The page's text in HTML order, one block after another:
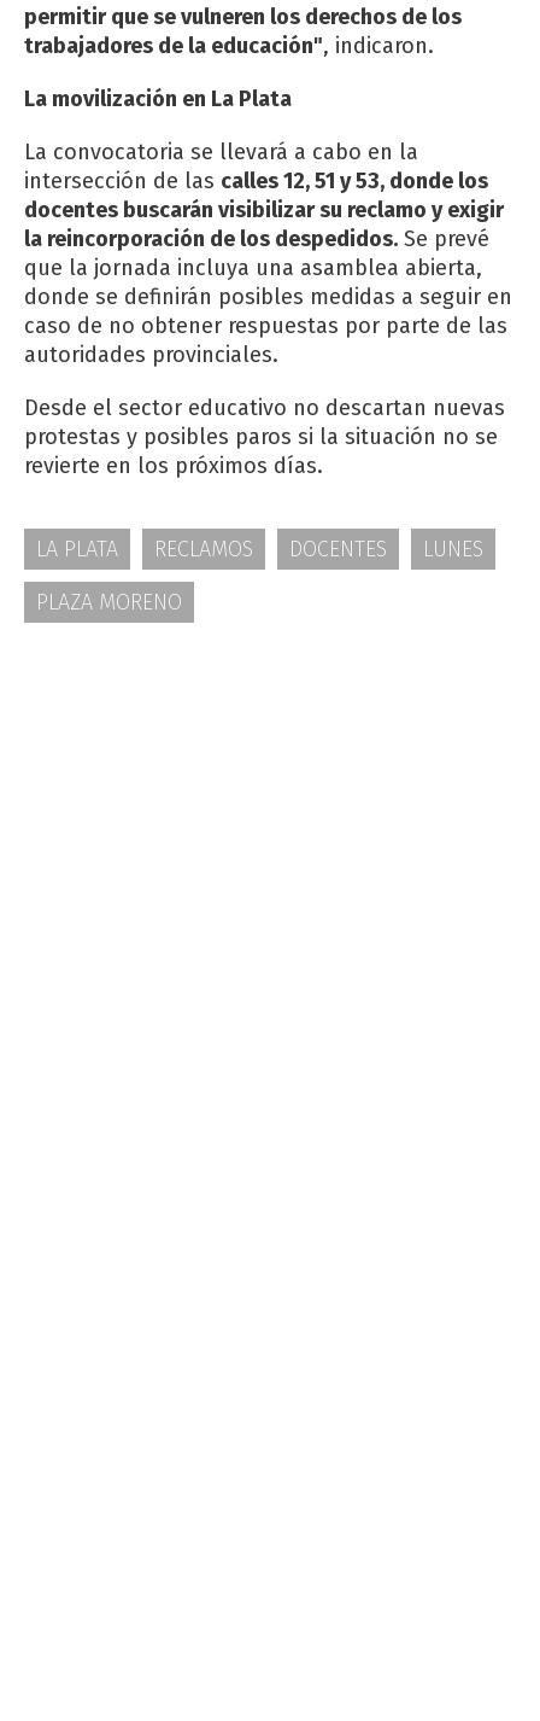
permitir que se vulneren los derechos de los
trabajadores de la educación", indicaron.
La movilización en La Plata
La convocatoria se llevará a cabo en la
intersección de las calles 12, 51 y 53, donde los
docentes buscarán visibilizar su reclamo y exigir
la reincorporación de los despedidos. Se prevé
que la jornada incluya una asamblea abierta,
donde se definirán posibles medidas a seguir en
caso de no obtener respuestas por parte de las
autoridades provinciales.
Desde el sector educativo no descartan nuevas
protestas y posibles paros si la situación no se
revierte en los próximos días.
LA PLATA RECLAMOS DOCENTES
LUNES
PLAZA MORENO